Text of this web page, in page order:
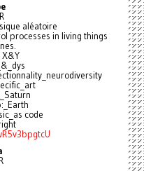
aléatoire
processes in living things
X&Y
code